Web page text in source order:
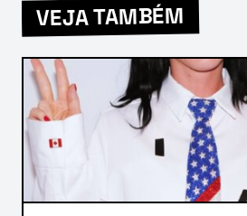
VEJA TAMBÉM